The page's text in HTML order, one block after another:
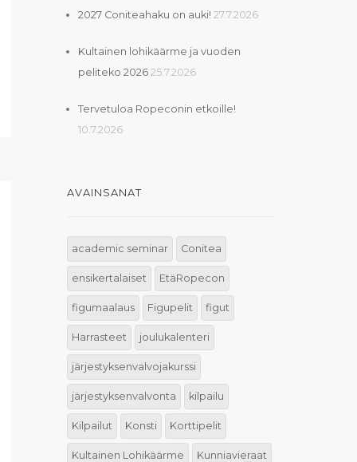
2027 Coniteahaku on auki! 27.7.2026
Kultainen lohikäärme ja vuoden
peliteko 2026 25.7.2026
Tervetuloa Ropeconin etkoille!
10.7.2026
AVAINSANAT
academic seminar Conitea
ensikertalaiset EtäRopecon
figumaalaus Figupelit figut
Harrasteet joulukalenteri
järjestyksenvalvojakurssi
järjestyksenvalvonta kilpailu
Kilpailut Konsti Korttipelit
Kultainen Lohikäärme Kunniavieraat